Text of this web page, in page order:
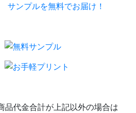
サンプルを無料でお届け！
品代金合計が上記以外の場合は